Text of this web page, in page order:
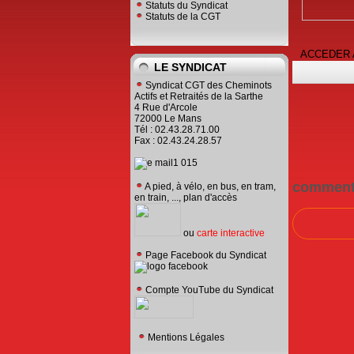
Statuts du Syndicat
Statuts de la CGT
LE SYNDICAT
Syndicat CGT des Cheminots
Actifs et Retraités de la Sarthe
4 Rue d'Arcole
72000 Le Mans
Tél : 02.43.28.71.00
Fax : 02.43.24.28.57
A pied, à vélo, en bus, en tram,
en train, ..., plan d'accès
ou carte interactive
Page Facebook du Syndicat
Compte YouTube du Syndicat
Mentions Légales
ACCEDER